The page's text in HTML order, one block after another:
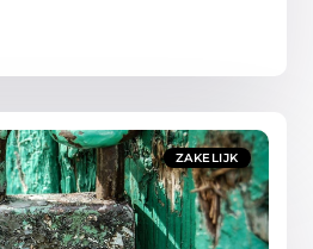
ZAKELIJK